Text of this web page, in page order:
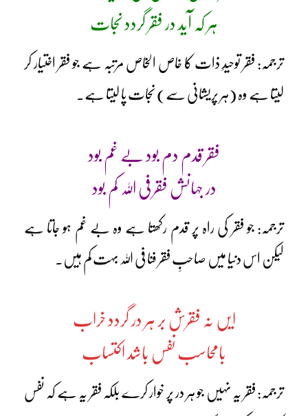
ہر کہ آید در فقر گردد نجات
ترجمہ: فقر توحیدِ ذات کا خاص الخاص مرتبہ ہے جو فقر اختیار کر
لیتا ہے وہ (ہر پریشانی سے) نجات پا لیتا ہے۔
فقر قدم دم بود بے غم بود
در جہانش فقر فی اللہ کم بود
ترجمہ: جو فقر کی راہ پر قدم رکھتا ہے وہ بے غم ہو جاتا ہے
لیکن اس دنیا میں صاحبِ فقر فنا فی اللہ بہت کم ہیں۔
ایں نہ فقرش بر ہر در گردد خراب
بامحاسب نفس باشد اکتساب
ترجمہ: فقر یہ نہیں جو ہر در پر خوار کرے بلکہ فقر یہ ہے کہ نفس